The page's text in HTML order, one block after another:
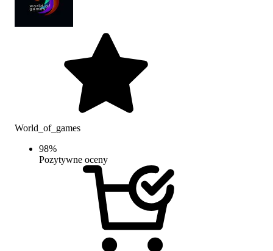
World_of_games
98%
Pozytywne oceny